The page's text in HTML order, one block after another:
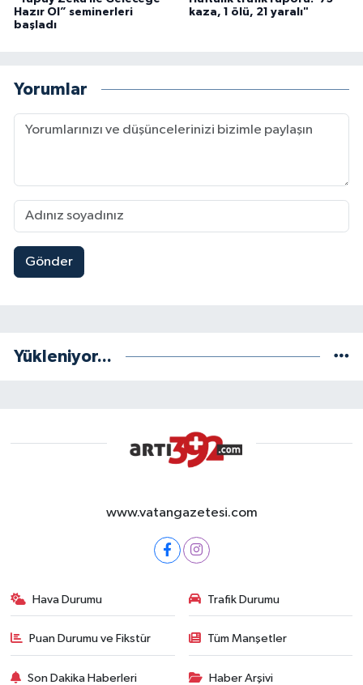
Hazır Ol” seminerleri
başladı
kaza, 1 ölü, 21 yaralı"
Yorumlar
Gönder
Yükleniyor...
www.vatangazetesi.com
Hava Durumu Trafik Durumu
Puan Durumu ve Fikstür Tüm Manşetler
Son Dakika Haberleri Haber Arşivi